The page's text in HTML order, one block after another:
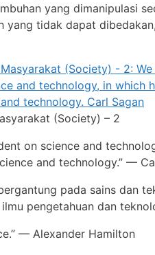
yang dimanipulasi
yang tidak dapat
(Society) – 2
on science and
and technology.” —
pada sains dan
pengetahuan dan
— Alexander Hamilton